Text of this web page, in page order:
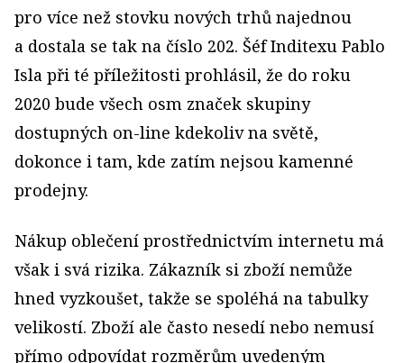
pro více než stovku nových trhů najednou
a dostala se tak na číslo 202. Šéf Inditexu Pablo
Isla při té příležitosti prohlásil, že do roku
2020 bude všech osm značek skupiny
dostupných on-line kdekoliv na světě,
dokonce i tam, kde zatím nejsou kamenné
prodejny.
Nákup oblečení prostřednictvím internetu má
však i svá rizika. Zákazník si zboží nemůže
hned vyzkoušet, takže se spoléhá na tabulky
velikostí. Zboží ale často nesedí nebo nemusí
přímo odpovídat rozměrům uvedeným